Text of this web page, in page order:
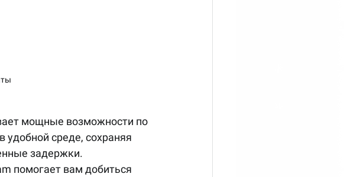
мощные возможности по
удобной среде, сохраняя
задержки.
помогает вам добиться